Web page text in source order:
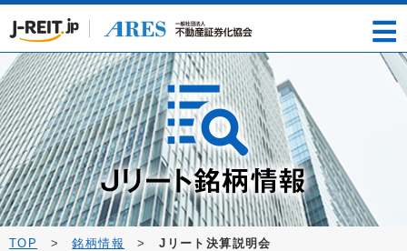
TOP >銘柄情報 >Jリート決算説明会